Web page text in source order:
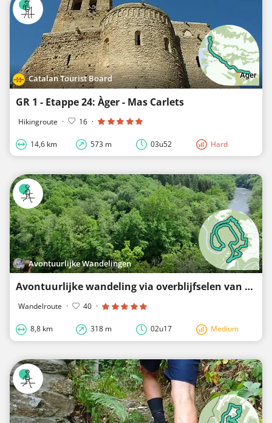
Catalan Tourist Board
GR 1 - Etappe 24: Àger - Mas Carlets
Hikingroute · 16 ·
14,6 km 573 m 03u52 Hard
Avontuurlijke Wandelingen
Avontuurlijke wandeling via overblijfselen van een Keltisch kamp door het dal van de Ourthe
Wandelroute · 40 ·
8,8 km 318 m 02u17 Medium